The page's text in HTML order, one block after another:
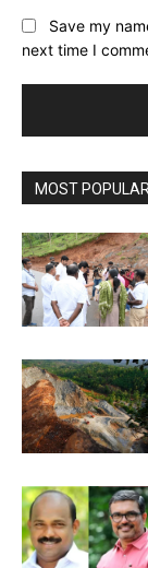
Save my
next time I
MOST